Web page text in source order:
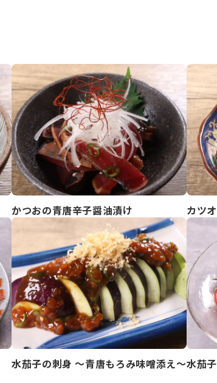
かつおの青唐辛子醤油漬け カツ
水茄子の刺身 ～青唐もろみ味噌添え～水茄